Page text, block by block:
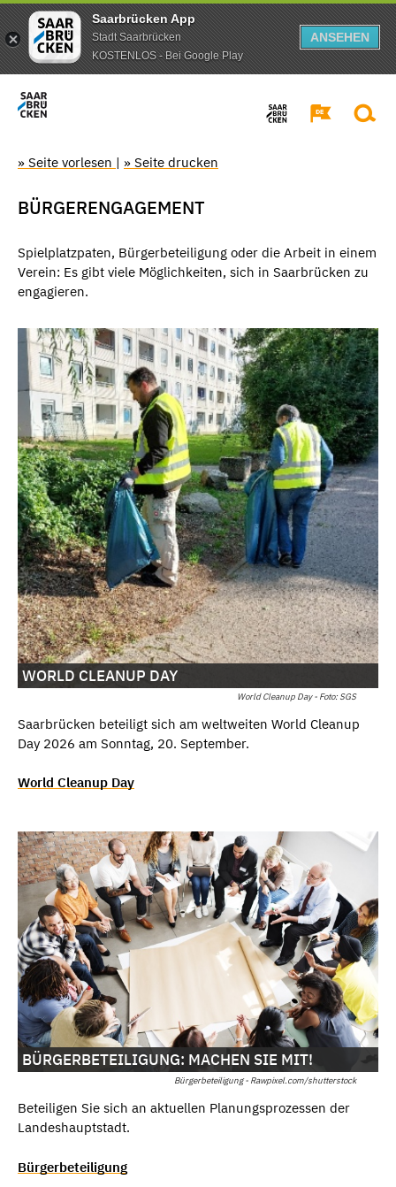
Saarbrücken App
Stadt Saarbrücken
KOSTENLOS - Bei Google Play
ANSEHEN
» Seite vorlesen | » Seite drucken
BÜRGERENGAGEMENT
Spielplatzpaten, Bürgerbeteiligung oder die Arbeit in einem
Verein: Es gibt viele Möglichkeiten, sich in Saarbrücken zu
engagieren.
World Cleanup Day - Foto: SGS
WORLD CLEANUP DAY
Saarbrücken beteiligt sich am weltweiten World Cleanup
Day 2026 am Sonntag, 20. September.
World Cleanup Day
Bürgerbeteiligung - Rawpixel.com/shutterstock
BÜRGERBETEILIGUNG: MACHEN SIE MIT!
Beteiligen Sie sich an aktuellen Planungsprozessen der
Landeshauptstadt.
Bürgerbeteiligung